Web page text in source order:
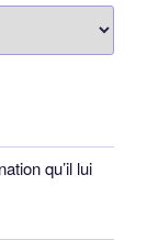
qu’il lui